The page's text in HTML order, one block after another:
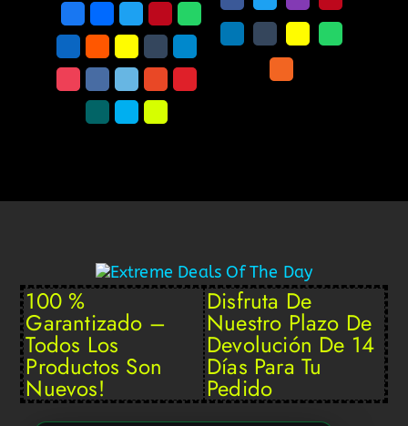
100 %
Garantizado –
Todos Los
Productos Son
Nuevos!
Disfruta De
Nuestro Plazo De
Devolución De 14
Días Para Tu
Pedido